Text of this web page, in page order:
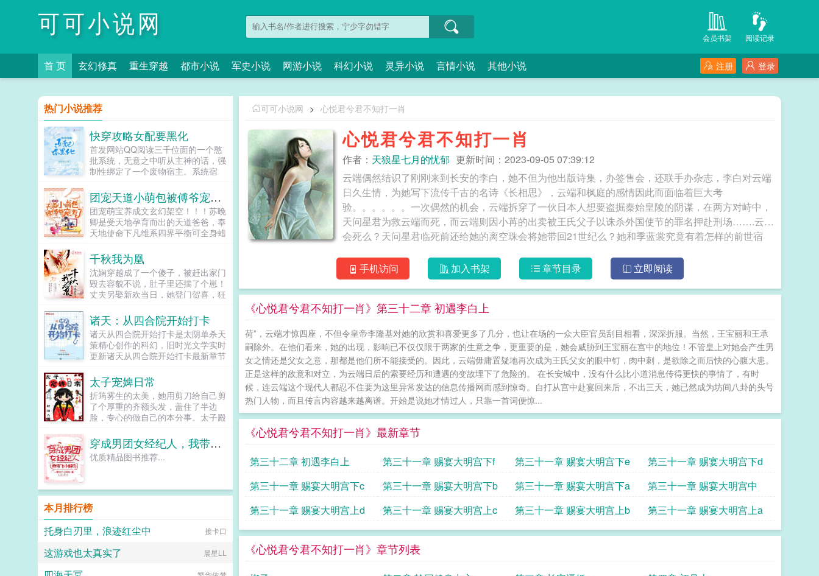
可可小说网 阅读记录
会员书架
首 页 玄幻修真 重生穿越 都市小说 军史小说 网游小说 科幻小说 灵异小说 言情小说 其他小说 登录
注册
可可小说网 > 心悦君兮君不知打一肖
心悦君兮君不知打一肖
作者： 天狼星七月的忧郁 更新时间：2023-09-05 07:39:12
云端偶然结识了刚刚来到长安的李白，她不但为他出版诗集，办签售会，还联手办杂志，李白对云端
日久生情，为她写下流传千古的名诗《长相思》，云端和枫庭的感情因此而面临着巨大考
验。。。。。。一次偶然的机会，云端拆穿了一伙日本人想要盗掘秦始皇陵的阴谋，在两方对峙中，
天问星君为救云端而死，而云端则因小苒的出卖被王氏父子以诛杀外国使节的罪名押赴刑场…….云端
会死么？天问星君临死前还给她的离空珠会将她带回21世纪么？她和季蓝裳究竟有着怎样的前世宿
一段旖旎生活…… 美人如花隔云端
手机访问 加入书架 章节目录 立即阅读
《心悦君兮君不知打一肖》第三十二章 初遇李白上
荷”，云端才惊四座，不但令皇帝李隆基对她的欣赏和喜爱更多了几分，也让在场的一众大臣官员刮目相看，深深折服。当然，王宝丽和王承
嗣除外。在他们看来，她的出现，影响已不仅仅限于两家的生意之争，更重要的是，她会威胁到王宝丽在宫中的地位！不管皇上对她会产生男
女之情还是父女之意，那都是他们所不能接受的。因此，云端毋庸置疑地再次成为王氏父女的眼中钉，肉中刺，是欲除之而后快的心腹大患。
正是这样的敌意和对立，为云端日后的索要经历和遭遇的变故埋下了危险的。 在长安城中，没有什么比小道消息传得更快的事情了，有时
候，连云端这个现代人都忍不住要为这里异常发达的信息传播网而感到惊奇。自打从宫中赴宴回来后，不出三天，她已然成为坊间八卦的头号
热门人物，而且传言内容越来越离谱。开始是说她才情过人，只靠一首词便惊...
《心悦君兮君不知打一肖》最新章节
第三十二章 初遇李白上 第三十一章 赐宴大明宫下f 第三十一章 赐宴大明宫下e
第三十一章 赐宴大明宫下d
第三十一章 赐宴大明宫下c
第三十一章 赐宴大明宫下b 第三十一章 赐宴大明宫下a
第三十一章 赐宴大明宫中
第三十一章 赐宴大明宫上d
第三十一章 赐宴大明宫上c 第三十一章 赐宴大明宫上b 第三十一章 赐宴大明宫上a
《心悦君兮君不知打一肖》章节列表
热门小说推荐
快穿攻略女配要黑化
首发网站QQ阅读三千位面的一个憨
批系统，无意之中听从主神的话，强
制性绑定了一个废物宿主。系统宿
兮不想。宿主宿主，你想拥有金手
指，男宠几千么？语兮不想。系统宿
主，你想拥有武林秘籍，走上人生癫
疯，迎娶白富美么？语兮不想。系统
那宿主想要什么。语兮我想咸鱼，我
其他系统的宿主长得可爱，能文能
武，智勇双全，做任务又积极，可是
自己的系统为什么一心一意想黑化搞
事情。宿主，剧情不是这样，你应该
脚将男主踹下去，一心一意只想搞事
情。宿主，你应该听女主的话，女主
的话就是圣旨，她让你做什么，你就
做什么，让你往东，你不能往西话还
没有说完，语兮反手一巴掌，将白莲
的系统哇的一下就哭了。宿主，你应
该和男主女主一起击垮男配的，你怎
么反过去帮着男配打男主了！三观不
正，丧心病狂。...
团宠天道小萌包被傅爷宠野了
团宠萌宝养成文玄幻架空！！！苏晚
卿是受天地孕育而出的天道爸爸，奉
天地使命下凡维系四界平衡可全身蜡
天。苏晚卿捏紧了小拳头，腮帮子气
鼓鼓的我是你们的天道爸爸！大...
千秋我为凰
沈娴穿越成了一个傻子，被赶出家门
毁去容貌不说，肚子里还揣了个崽！
丈夫另娶新欢当日，她登门贺喜，狂
处处跟她飙演技弱鸡，...
诸天：从四合院开始打卡
诸天从四合院开始打卡是太阴单杀天
策精心创作的科幻，旧时光文学实时
更新诸天从四合院开始打卡最新章节
诸天从四合院开始打卡评论，并不代
表旧时光文学赞同或者支持诸天从四
合院开始打卡读者的观点。...
太子宠婢日常
折筠雾生的太美，她用剪刀给自己剪
了个厚重的齐额头发，盖住了半边
脸，专心的做自己的本分事。太子殿
几个字，便派去了书房里面伺候。虽
是奴婢，却被太子殿下亲自教导读书
写字，跟着他一起享用山珍海味。后
的一切。那日宫中夜宴，她坐在筵席
上，忍受着世家贵女们的刁难，突
然，桌子上多了一盘枣糕。是她在东
宫里最喜欢吃的。筠雾抬头，只见向
来不假辞色的太子正轻笑着看她，低
哑亲昵的道了一句在东宫时亲自给她
取的小字珺珺，来，到孤这里来。众
人哗然。注第一，日常甜文，东宫生
穿成男团女经纪人，我带飞小鲜肉
优质精品图书推荐...
本月排行榜
托身白刃里，浪迹红尘中
接卡口
这游戏也太真实了 晨星LL